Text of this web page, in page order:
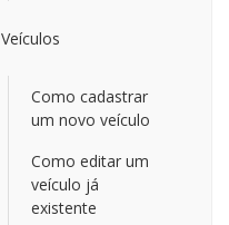
Veículos
Como cadastrar
um novo veículo
Como editar um
veículo já
existente